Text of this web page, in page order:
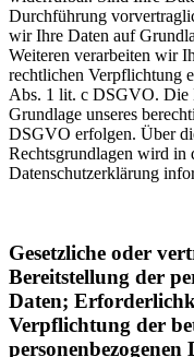
Durchführung
wir Ihre Daten auf
Weiteren verarbeiten wir
rechtlichen Verpflichtung
Abs. 1 lit. c DSGVO. Die
Grundlage unseres
DSGVO erfolgen. Über
Rechtsgrundlagen wird in
Datenschutzerklärung
Gesetzliche oder
Bereitstellung der
Daten;
Verpflichtung der